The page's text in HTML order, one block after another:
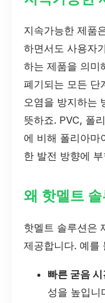
지속가능한 제품
하면서도 사용자
하는 제품을 의미
폐기되는 모든 단
오염을 방지하는
뜻하죠. PVC, 폴
에 비해 폴리아마
한 발전 방향에
왜 핫멜트
핫멜트 솔루션은
제공합니다. 예를
빠른 굳음 시
성을 높입니